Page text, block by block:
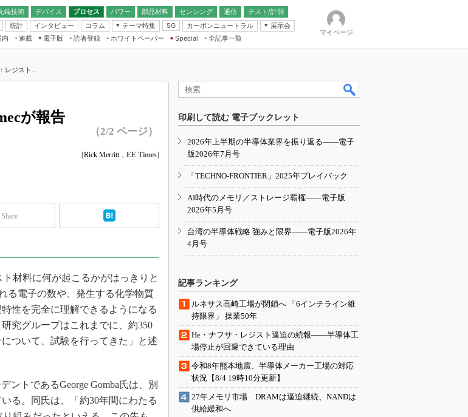
端技術
デバイス
プロセス パワー 部品材料 センシング
通信
無線
テスト/計測
統計 インタビュー コラム
テーマ特集
ィジカルAI
者調査（EE Times Research）
5G カーボンニュートラル
展示会
IoT・エッジコンピューティング
EXPO
TECHNO-FRONTIER
人とくるま展
内
連載
電子版
読者登録 ホワイトペーパー
Special
全記事一覧
マイページ
ジスト...
が報告
（2/2 ページ）
[Rick Merritt， EE Times]
Share
材料に何が起こるかがはっきりと
る電子の数や、発生する化学物質
性を完全に理解できるようになる
究グループはこれまでに、約350
ついて、試験を行ってきた」と述
トであるGeorge Gomba氏は、別
る。同氏は、「約30年間にわたる
印刷して読む 電子ブックレット
2026年上半期の半導体業界を振り返る――電子
版2026年7月号
「TECHNO-FRONTIER」2025年プレイバック
AI時代のメモリ／ストレージ覇権――電子版
2026年5月号
台湾の半導体戦略 強みと限界――電子版2026年
4月号
記事ランキング
ルネサス高崎工場が閉鎖へ 「6インチライン維
持限界」 操業50年
He・ナフサ・レジスト逼迫の続報――半導体工
場停止が回避できている理由
令和8年熊本地震、半導体メーカー工場の対応
状況【8/4 19時10分更新】
27年メモリ市場 DRAMは逼迫継続、NANDは
供給緩和へ